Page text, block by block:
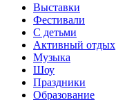
Выставки
Фестивали
С детьми
Активный отдых
Музыка
Шоу
Праздники
Образование